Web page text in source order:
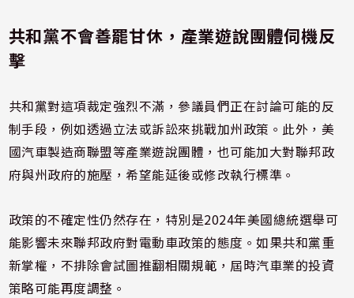
共和黨不會善罷甘休，產業遊說團體伺機反
擊
共和黨對這項裁定強烈不滿，參議員們正在討論可能的反
制手段，例如透過立法或訴訟來挑戰加州政策。此外，美
國汽車製造商聯盟等產業遊說團體，也可能加大對聯邦政
府與州政府的施壓，希望能延後或修改執行標準。
政策的不確定性仍然存在，特別是2024年美國總統選舉可
能影響未來聯邦政府對電動車政策的態度。如果共和黨重
新掌權，不排除會試圖推翻相關規範，屆時汽車業的投資
策略可能再度調整。